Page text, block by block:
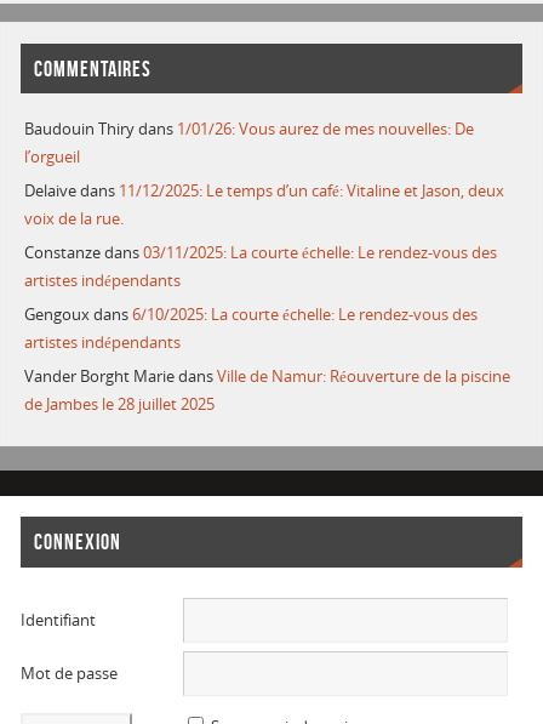
COMMENTAIRES
Baudouin Thirydans 1/01/26: Vous aurez de mes nouvelles: De
l’orgueil
Delaivedans 11/12/2025: Le temps d’un café: Vitaline et Jason, deux
voix de la rue.
Constanzedans03/11/2025: La courte échelle: Le rendez-vous des
artistes indépendants
Gengouxdans6/10/2025: La courte échelle: Le rendez-vous des
artistes indépendants
Vander Borght MariedansVille de Namur: Réouverture de la piscine
de Jambes le 28 juillet 2025
CONNEXION
Identifiant
Mot de passe